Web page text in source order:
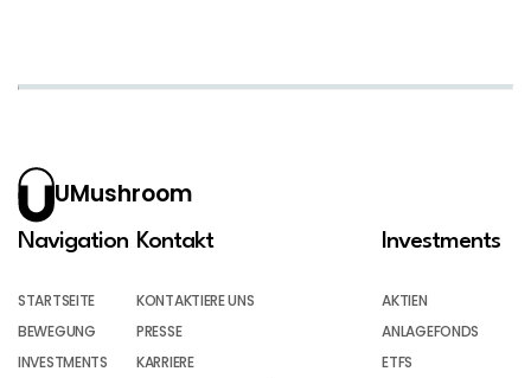
UMushroom
Navigation
STARTSEITE
BEWEGUNG
INVESTMENTS
Kontakt
KONTAKTIERE UNS
PRESSE
KARRIERE
Investments
AKTIEN
ANLAGEFONDS
ETFS